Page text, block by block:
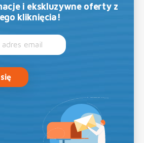
i ekskluzywne oferty z
kliknięcia!